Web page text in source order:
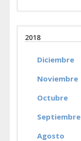
2018
Diciembre
Noviembre
Octubre
Septiembre
Agosto